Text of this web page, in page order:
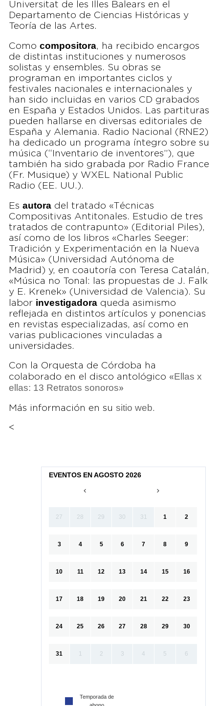
Universitat de les Illes Balears en el
Departamento de Ciencias Históricas y
Teoría de las Artes.
Como compositora, ha recibido encargos
de distintas instituciones y numerosos
solistas y ensembles. Su obras se
programan en importantes ciclos y
festivales nacionales e internacionales y
han sido incluidas en varios CD grabados
en España y Estados Unidos. Las partituras
pueden hallarse en diversas editoriales de
España y Alemania. Radio Nacional (RNE2)
ha dedicado un programa íntegro sobre su
música (“Inventario de inventores”), que
también ha sido grabada por Radio France
(Fr. Musique) y WXEL National Public
Radio (EE. UU.).
Es autoradel tratado «Técnicas
Compositivas Antitonales. Estudio de tres
tratados de contrapunto» (Editorial Piles),
así como de los libros «Charles Seeger:
Tradición y Experimentación en la Nueva
Música» (Universidad Autónoma de
Madrid) y, en coautoría con Teresa Catalán,
«Música no Tonal: las propuestas de J. Falk
y E. Krenek» (Universidad de Valencia). Su
labor investigadoraqueda asimismo
reflejada en distintos artículos y ponencias
en revistas especializadas, así como en
varias publicaciones vinculadas a
universidades.
Con la Orquesta de Córdoba ha
colaborado en el disco antológico «Ellas x
ellas: 13 Retratos sonoros»
Más información en su sitio web.
<
EVENTOS EN AGOSTO 2026
27 28 29 30 31 1 2
3 4 5 6 7 8 9
10 11 12 13 14 15 16
17 18 19 20 21 22 23
24 25 26 27 28 29 30
31 1 2 3 4 5 6
Temporada de